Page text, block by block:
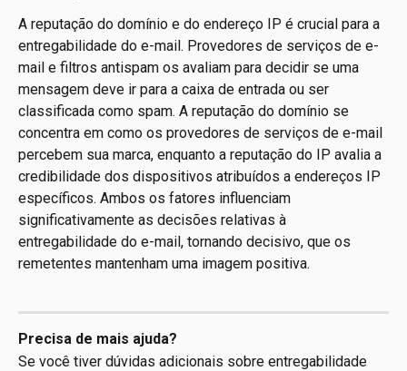
A reputação do domínio e do endereço IP é crucial para a
entregabilidade do e-mail. Provedores de serviços de e-
mail e filtros antispam os avaliam para decidir se uma
mensagem deve ir para a caixa de entrada ou ser
classificada como spam. A reputação do domínio se
concentra em como os provedores de serviços de e-mail
percebem sua marca, enquanto a reputação do IP avalia a
credibilidade dos dispositivos atribuídos a endereços IP
específicos. Ambos os fatores influenciam
significativamente as decisões relativas à
entregabilidade do e-mail, tornando decisivo, que os
remetentes mantenham uma imagem positiva.
Precisa de mais ajuda?
Se você tiver dúvidas adicionais sobre entregabilidade